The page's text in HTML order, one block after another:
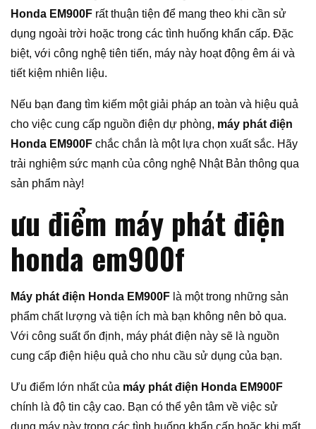
Honda EM900F rất thuận tiện để mang theo khi cần sử
dụng ngoài trời hoặc trong các tình huống khẩn cấp. Đặc
biệt, với công nghệ tiên tiến, máy này hoạt động êm ái và
tiết kiệm nhiên liệu.
Nếu bạn đang tìm kiếm một giải pháp an toàn và hiệu quả
cho việc cung cấp nguồn điện dự phòng, máy phát điện
Honda EM900F chắc chắn là một lựa chọn xuất sắc. Hãy
trải nghiệm sức mạnh của công nghệ Nhật Bản thông qua
sản phẩm này!
ưu điểm máy phát điện
honda em900f
Máy phát điện Honda EM900F là một trong những sản
phẩm chất lượng và tiện ích mà bạn không nên bỏ qua.
Với công suất ổn định, máy phát điện này sẽ là nguồn
cung cấp điện hiệu quả cho nhu cầu sử dụng của bạn.
Ưu điểm lớn nhất của máy phát điện Honda EM900F
chính là độ tin cậy cao. Bạn có thể yên tâm về việc sử
dụng máy này trong các tình huống khẩn cấp hoặc khi mất